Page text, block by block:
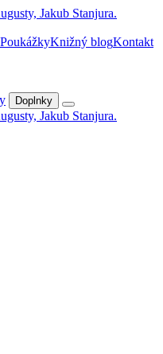
PoukážkyKnižný blogKontakt
Doplnky